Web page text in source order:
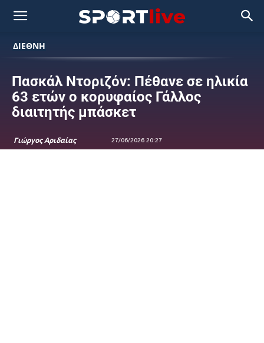
ΔΙΕΘΝΗ
Πασκάλ Ντοριζόν: Πέθανε σε ηλικία
63 ετών ο κορυφαίος Γάλλος
διαιτητής μπάσκετ
Γιώργος Αριδαίας 27/06/2026 20:27